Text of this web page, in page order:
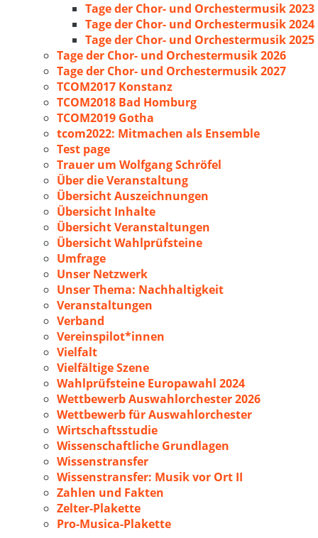
Tage der Chor- und Orchestermusik 2023
Tage der Chor- und Orchestermusik 2024
Tage der Chor- und Orchestermusik 2025
Tage der Chor- und Orchestermusik 2026
Tage der Chor- und Orchestermusik 2027
TCOM2017 Konstanz
TCOM2018 Bad Homburg
TCOM2019 Gotha
tcom2022: Mitmachen als Ensemble
Test page
Trauer um Wolfgang Schröfel
Über die Veranstaltung
Übersicht Auszeichnungen
Übersicht Inhalte
Übersicht Veranstaltungen
Übersicht Wahlprüfsteine
Umfrage
Unser Netzwerk
Unser Thema: Nachhaltigkeit
Veranstaltungen
Verband
Vereinspilot*innen
Vielfalt
Vielfältige Szene
Wahlprüfsteine Europawahl 2024
Wettbewerb Auswahlorchester 2026
Wettbewerb für Auswahlorchester
Wirtschaftsstudie
Wissenschaftliche Grundlagen
Wissenstransfer
Wissenstransfer: Musik vor Ort II
Zahlen und Fakten
Zelter-Plakette
Pro-Musica-Plakette